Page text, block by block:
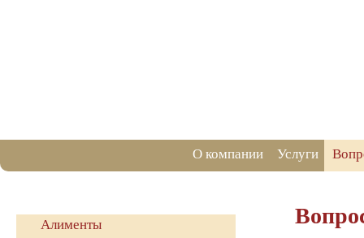
О компании Услуги
Алименты